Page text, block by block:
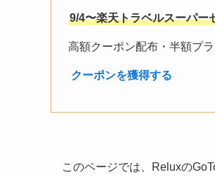
9/4〜楽天トラベルスーパー
高額クーポン配布・半額プ
クーポンを獲得する
このページでは、Reluxの